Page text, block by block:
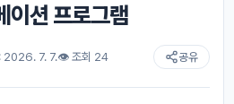
션 프로그램
2026. 7. 7.👁 조회 24 공유